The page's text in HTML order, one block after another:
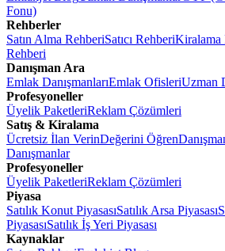
Fonu)
Rehberler
Satın Alma RehberiSatıcı RehberiKiralama
Rehberi
Danışman Ara
Emlak DanışmanlarıEmlak OfisleriUzman
Profesyoneller
Üyelik PaketleriReklam Çözümleri
Satış & Kiralama
Ücretsiz İlan VerinDeğerini Öğren
Danışmanlar
Profesyoneller
Üyelik PaketleriReklam Çözümleri
Piyasa
Satılık Konut PiyasasıSatılık Arsa Piyasası
PiyasasıSatılık İş Yeri Piyasası
Kaynaklar